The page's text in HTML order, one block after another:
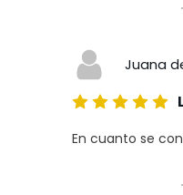
Juana
En cuanto se